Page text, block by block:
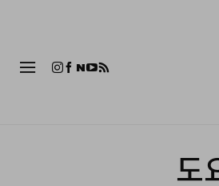
도